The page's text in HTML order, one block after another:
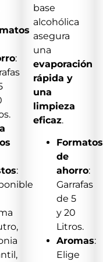
:
:
base
alcohólica
asegura
una
evaporación
rápida y
una
limpieza
eficaz.
Formatos
de
ahorro:
Garrafas
de 5
y 20
Litros.
Aromas:
Elige